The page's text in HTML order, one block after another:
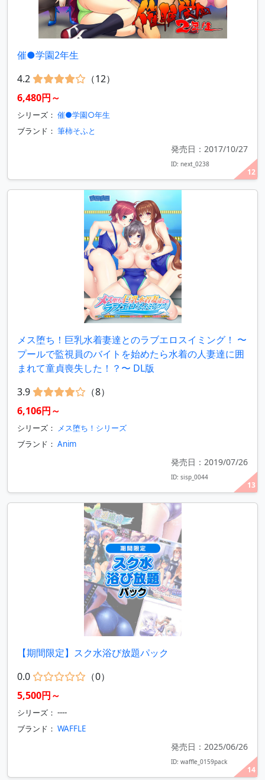
12
催●学園2年生
4.2
（12）
6,480円～
シリーズ： 催●学園○年生
ブランド： 筆柿そふと
発売日：2017/10/27
ID: next_0238
13
メス堕ち！巨乳水着妻達とのラブエロスイミング！ 〜
プールで監視員のバイトを始めたら水着の人妻達に囲
まれて童貞喪失した！？〜 DL版
3.9
（8）
6,106円～
シリーズ： メス堕ち！シリーズ
ブランド： Anim
発売日：2019/07/26
ID: sisp_0044
14
【期間限定】スク水浴び放題パック
0.0
（0）
5,500円～
シリーズ： ----
ブランド： WAFFLE
発売日：2025/06/26
ID: waffle_0159pack